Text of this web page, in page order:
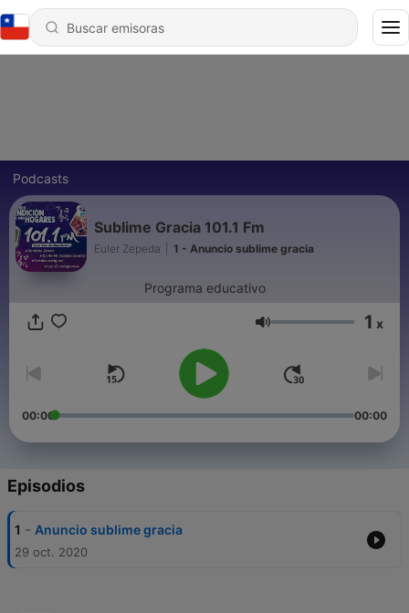
Podcasts
Sublime Gracia 101.1 Fm
Euler Zepeda 1 - Anuncio sublime gracia
Programa educativo
Volumen 1 x
00:00 00:00
Episodios
1 - Anuncio sublime gracia
29 oct. 2020